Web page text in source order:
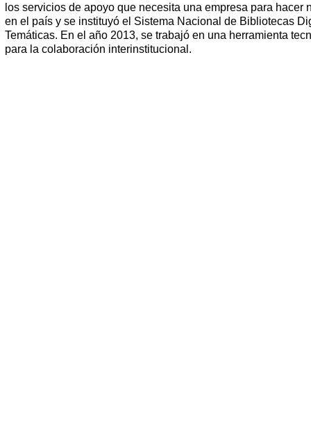
los servicios de apoyo que necesita una empresa para hacer
en el país y se instituyó el Sistema Nacional de Bibliotecas
Temáticas. En el año 2013, se trabajó en una herramienta
para la colaboración interinstitucional.